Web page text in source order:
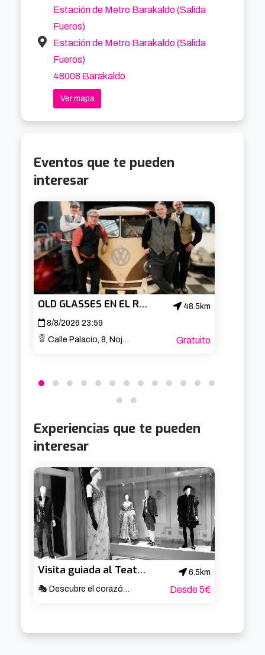
Estación de Metro Barakaldo (Salida
Fueros)
Estación de Metro Barakaldo (Salida
Fueros)
48008 Barakaldo
Ver mapa
Eventos que te pueden
interesar
OLD GLASSES EN EL ROCK HOUSE DE NOJA
48.5km
8/8/2026 23:59
Calle Palacio, 8, Noja, Cantabria
Gratuito
Experiencias que te pueden
interesar
Visita guiada al Teatro Arriaga
6.5km
🎭 Descubre el corazón cultural de Bilbao ✨
Desde 5€